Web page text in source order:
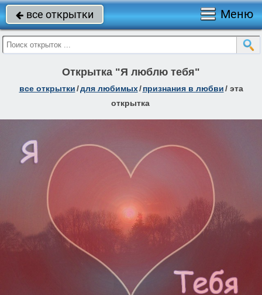
 все открытки Меню
Открытка "Я люблю тебя"
все открытки/для любимых/ признания в любви/ эта
открытка